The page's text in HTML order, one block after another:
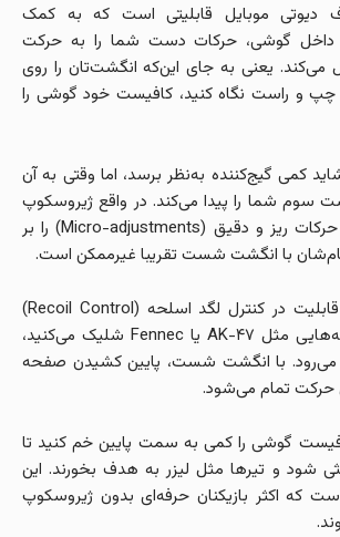
دیوتی موبایل قابلیتی است که به کمک
داخل گوشی، حرکات دست شما را به حرکت
می‌کند. یعنی به جای این‌که انگشت‌تان را روی
و راست نگاه کنید، کافیست خود گوشی را
کمی گیج‌کننده به‌نظر برسد، اما وقتی به آن
سوم شما را پیدا می‌کند. در واقع ژیروسکوپ
کالاف وظیفه انجام حرکات ریز و دقیق (Micro-adjustments) را بر
با انگشت شست تقریبا غیرممکن است.
مهم‌ترین کاربرد این قابلیت در کنترل لگد اسلحه (Recoil Control)
است. وقتی با اسلحه‌هایی مثل AK-۴۷ یا Fennec شلیک می‌کنید،
می‌رود. با انگشت شست، پایین کشیدن صفحه
تمام می‌شود.
گوشی را کمی به سمت پایین خم کنید تا
شود و تیرها مثل لیزر به هدف بخورند. این
که اکثر بازیکنان حرفه‌ای بدون ژیروسکوپ